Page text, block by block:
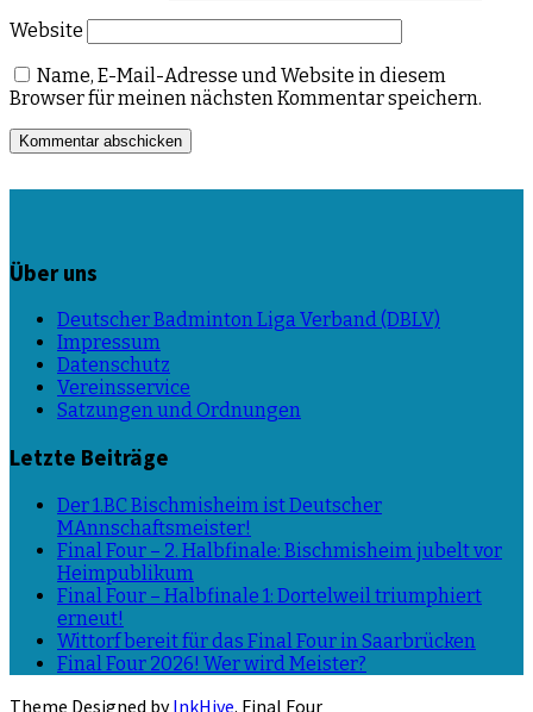
Website
Name, E-Mail-Adresse und Website in diesem
Browser für meinen nächsten Kommentar speichern.
Über uns
Deutscher Badminton Liga Verband (DBLV)
Impressum
Datenschutz
Vereinsservice
Satzungen und Ordnungen
Letzte Beiträge
Der 1.BC Bischmisheim ist Deutscher
MAnnschaftsmeister!
Final Four – 2. Halbfinale: Bischmisheim jubelt vor
Heimpublikum
Final Four – Halbfinale 1: Dortelweil triumphiert
erneut!
Wittorf bereit für das Final Four in Saarbrücken
Final Four 2026! Wer wird Meister?
Theme Designed byInkHive. Final Four